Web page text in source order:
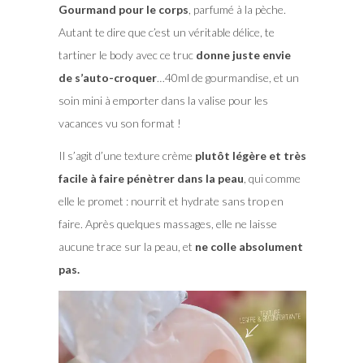
Gourmand pour le corps , parfumé à la pèche.
Autant te dire que c’est un véritable délice, te
tartiner le body avec ce truc donne juste envie
de s’auto-croquer…40ml de gourmandise, et un
soin mini à emporter dans la valise pour les
vacances vu son format !
Il s’agit d’une texture crème plutôt légère et très
facile à faire pénètrer dans la peau , qui comme
elle le promet : nourrit et hydrate sans trop en
faire. Après quelques massages, elle ne laisse
aucune trace sur la peau, et ne colle absolument
pas.